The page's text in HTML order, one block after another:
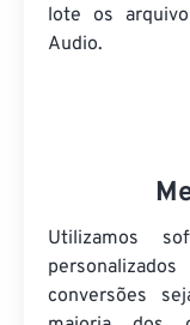
lote os
Audio.
Utilizamos
conversões